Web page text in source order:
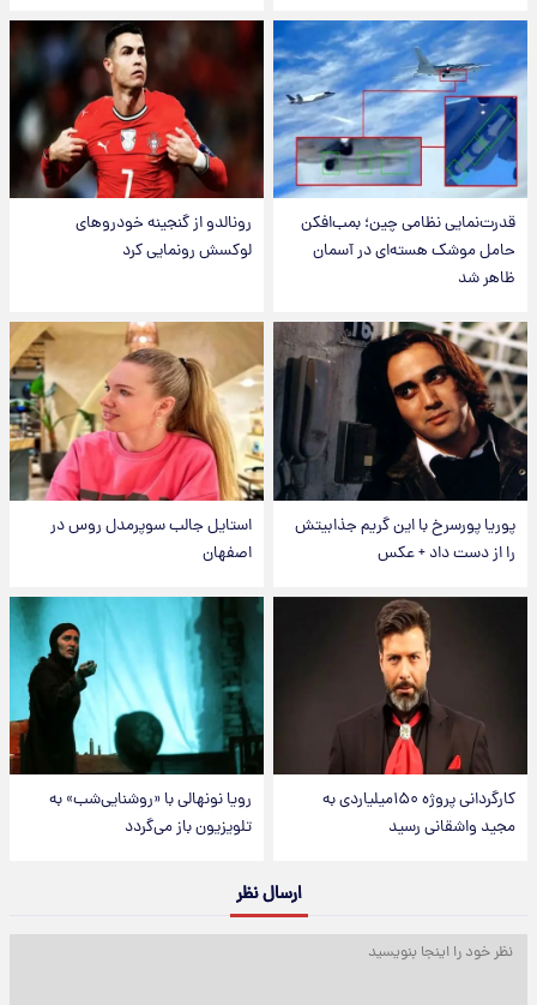
قدرت‌نمایی نظامی چین؛ بمب‌افکن
حامل موشک هسته‌ای در آسمان
ظاهر شد
رونالدو از گنجینه خودروهای
لوکسش رونمایی کرد
پوریا پورسرخ با این گریم جذابیتش
را از دست داد + عکس
استایل جالب سوپرمدل روس در
اصفهان
کارگردانی پروژه ۱۵۰میلیاردی به
مجید واشقانی رسید
رویا نونهالی با «روشنایی‌شب» به
تلویزیون باز می‌گردد
ارسال نظر